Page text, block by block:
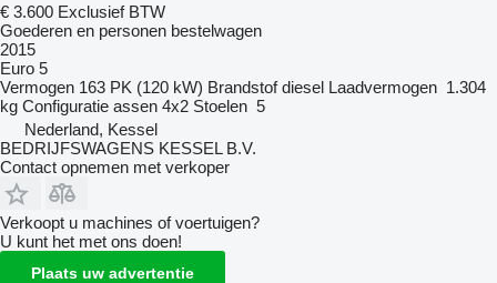
€ 3.600 Exclusief BTW
Goederen en personen bestelwagen
2015
Euro 5
Vermogen 163 PK (120 kW) Brandstof diesel Laadvermogen 1.304
kg Configuratie assen 4x2 Stoelen 5
Nederland, Kessel
BEDRIJFSWAGENS KESSEL B.V.
Contact opnemen met verkoper
Verkoopt u machines of voertuigen?
U kunt het met ons doen!
Plaats uw advertentie